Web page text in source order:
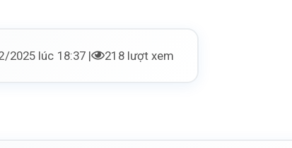
2025 lúc 18:37 | 218 lượt xem